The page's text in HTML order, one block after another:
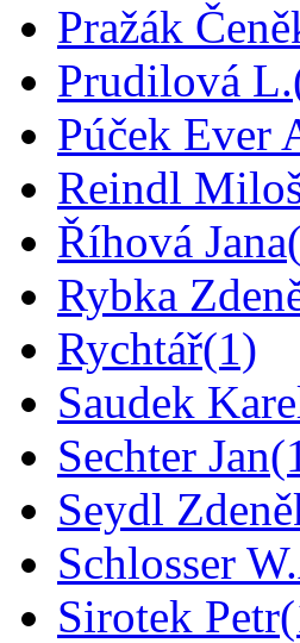
Pražák
Prudilová L.
Púček Ever
Reindl
Říhová Jana
Rybka
Rychtář(1)
Saudek
Sechter Jan
Seydl
Schlosser
Sirotek Petr